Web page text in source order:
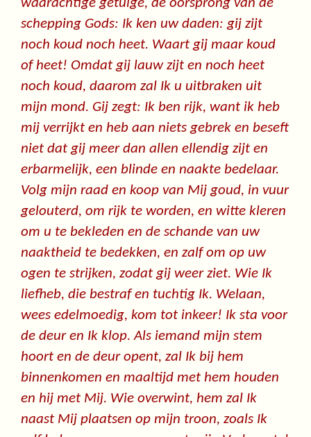
waarachtige getuige, de oorsprong van de
schepping Gods: Ik ken uw daden: gij zijt
noch koud noch heet. Waart gij maar koud
of heet! Omdat gij lauw zijt en noch heet
noch koud, daarom zal Ik u uitbraken uit
mijn mond. Gij zegt: Ik ben rijk, want ik heb
mij verrijkt en heb aan niets gebrek en beseft
niet dat gij meer dan allen ellendig zijt en
erbarmelijk, een blinde en naakte bedelaar.
Volg mijn raad en koop van Mij goud, in vuur
gelouterd, om rijk te worden, en witte kleren
om u te bekleden en de schande van uw
naaktheid te bedekken, en zalf om op uw
ogen te strijken, zodat gij weer ziet. Wie Ik
liefheb, die bestraf en tuchtig Ik. Welaan,
wees edelmoedig, kom tot inkeer! Ik sta voor
de deur en Ik klop. Als iemand mijn stem
hoort en de deur opent, zal Ik bij hem
binnenkomen en maaltijd met hem houden
en hij met Mij. Wie overwint, hem zal Ik
naast Mij plaatsen op mijn troon, zoals Ik